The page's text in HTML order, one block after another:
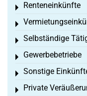
Renteneinkünfte
Toggle menu
Toggle menu
Selbständige
Toggle menu
Gewerbebetriebe
Toggle menu
Sonstige
Toggle menu
Private
Toggle menu